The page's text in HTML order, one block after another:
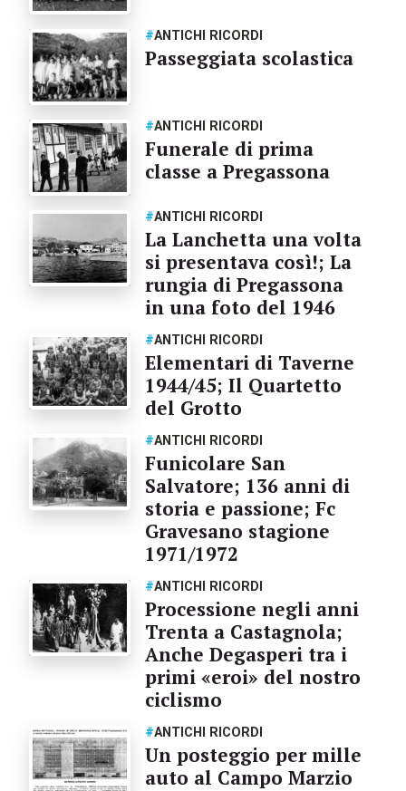
#ANTICHI RICORDI
Passeggiata scolastica
#ANTICHI RICORDI
Funerale di prima
classe a Pregassona
#ANTICHI RICORDI
La Lanchetta una volta
si presentava così!; La
rungia di Pregassona
in una foto del 1946
#ANTICHI RICORDI
Elementari di Taverne
1944/45; Il Quartetto
del Grotto
#ANTICHI RICORDI
Funicolare San
Salvatore; 136 anni di
storia e passione; Fc
Gravesano stagione
1971/1972
#ANTICHI RICORDI
Processione negli anni
Trenta a Castagnola;
Anche Degasperi tra i
primi «eroi» del nostro
ciclismo
#ANTICHI RICORDI
Un posteggio per mille
auto al Campo Marzio